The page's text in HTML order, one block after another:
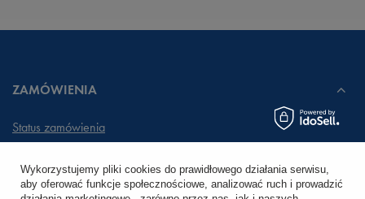
ZAMÓWIENIA
Status zamówienia
Chcę zareklamować produkt
Wykorzystujemy pliki cookies do prawidłowego działania serwisu,
aby oferować funkcje społecznościowe, analizować ruch i prowadzić